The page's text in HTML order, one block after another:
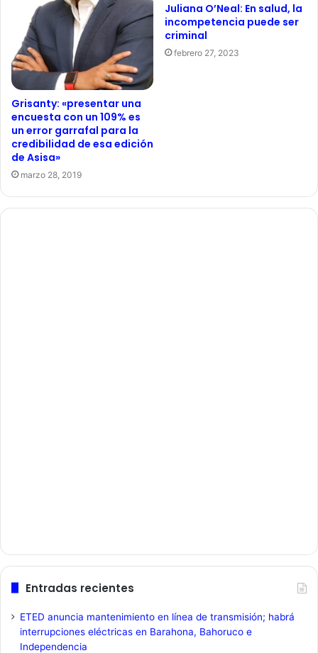
Grisanty: «presentar una
encuesta con un 109% es
un error garrafal para la
credibilidad de esa edición
de Asisa»
marzo 28, 2019
Juliana O’Neal: En salud, la
incompetencia puede ser
criminal
febrero 27, 2023
Entradas recientes
ETED anuncia mantenimiento en línea de transmisión; habrá
interrupciones eléctricas en Barahona, Bahoruco e
Independencia